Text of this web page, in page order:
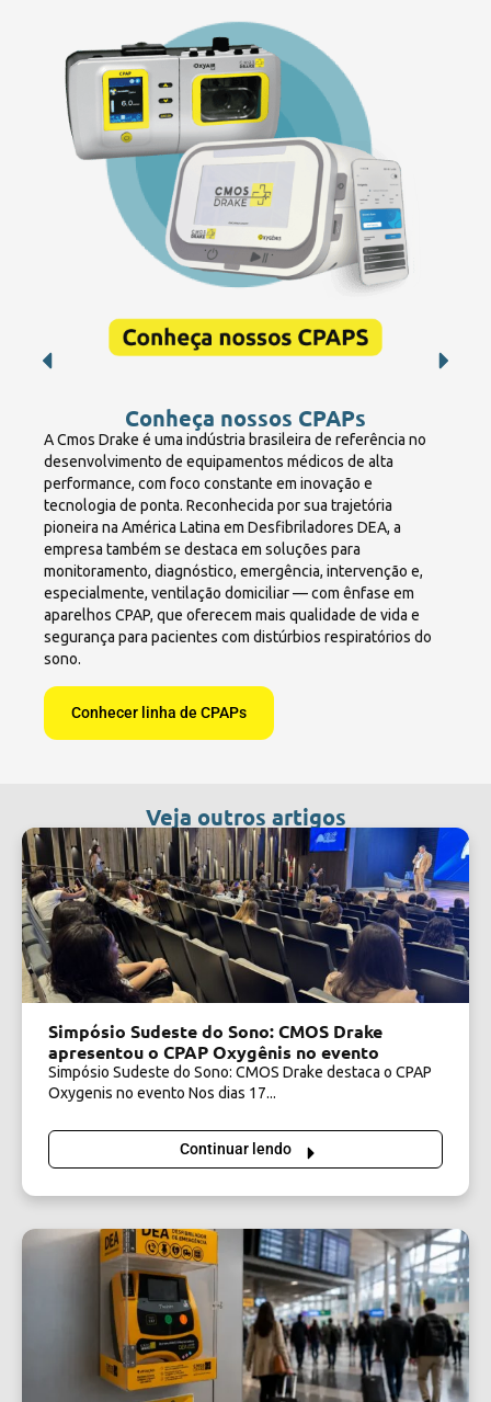
Conheça nossos CPAPs
A Cmos Drake é uma indústria brasileira de referência no
desenvolvimento de equipamentos médicos de alta
performance, com foco constante em inovação e
tecnologia de ponta. Reconhecida por sua trajetória
pioneira na América Latina em Desfibriladores DEA, a
empresa também se destaca em soluções para
monitoramento, diagnóstico, emergência, intervenção e,
especialmente, ventilação domiciliar — com ênfase em
aparelhos CPAP, que oferecem mais qualidade de vida e
segurança para pacientes com distúrbios respiratórios do
sono.
Conhecer linha de CPAPs
Veja outros artigos
Simpósio Sudeste do Sono: CMOS Drake
apresentou o CPAP Oxygênis no evento
Simpósio Sudeste do Sono: CMOS Drake destaca o CPAP
Oxygenis no evento Nos dias 17...
Continuar lendo